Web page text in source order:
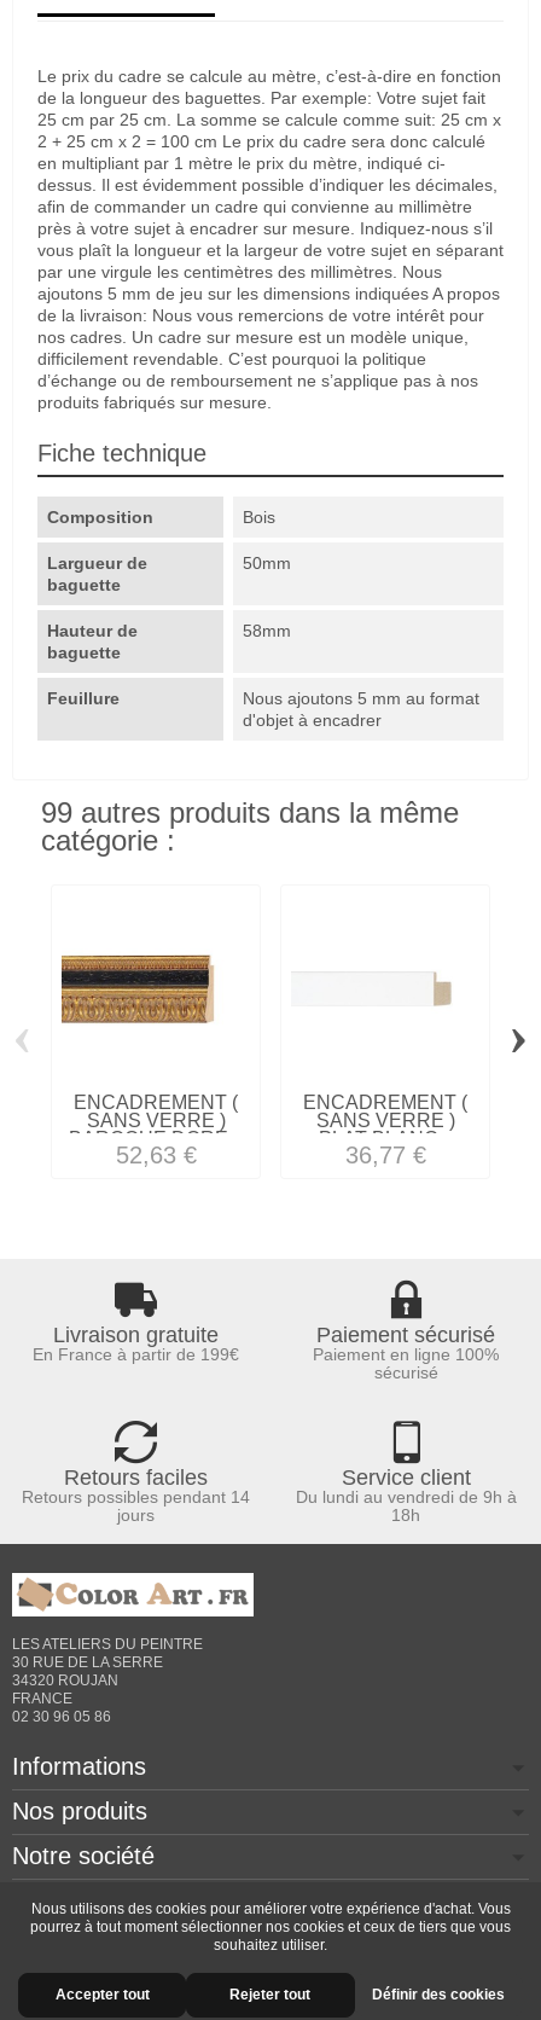
Le prix du cadre se calcule au mètre, c’est-à-dire en fonction
de la longueur des baguettes. Par exemple: Votre sujet fait
25 cm par 25 cm. La somme se calcule comme suit: 25 cm x
2 + 25 cm x 2 = 100 cm Le prix du cadre sera donc calculé
en multipliant par 1 mètre le prix du mètre, indiqué ci-
dessus. Il est évidemment possible d’indiquer les décimales,
afin de commander un cadre qui convienne au millimètre
près à votre sujet à encadrer sur mesure. Indiquez-nous s’il
vous plaît la longueur et la largeur de votre sujet en séparant
par une virgule les centimètres des millimètres. Nous
ajoutons 5 mm de jeu sur les dimensions indiquées A propos
de la livraison: Nous vous remercions de votre intérêt pour
nos cadres. Un cadre sur mesure est un modèle unique,
difficilement revendable. C’est pourquoi la politique
d’échange ou de remboursement ne s’applique pas à nos
produits fabriqués sur mesure.
Fiche technique
Composition Bois
Largueur de
baguette
50mm
Hauteur de
baguette
58mm
Feuillure
Nous ajoutons 5 mm au format
d'objet à encadrer
99 autres produits dans la même
catégorie :
ENCADREMENT (
SANS VERRE )
BAROQUE DORE...
52,63 €
ENCADREMENT (
SANS VERRE )
PLAT BLANC...
36,77 €
‹ ›
Livraison gratuite
En France à partir de 199€
Paiement sécurisé
Paiement en ligne 100%
sécurisé
Retours faciles
Retours possibles pendant 14
jours
Service client
Du lundi au vendredi de 9h à
18h
LES ATELIERS DU PEINTRE
30 RUE DE LA SERRE
34320 ROUJAN
FRANCE
02 30 96 05 86
Informations
Nos produits
Notre société
Contactez-nous
Copyright © 2026 - Design by Prestacrea
- Ecommerce
software byPrestaShop™
Nous utilisons des cookies pour améliorer votre expérience d'achat. Vous
pourrez à tout moment sélectionner nos cookies et ceux de tiers que vous
souhaitez utiliser.
Accepter tout Rejeter tout Définir des cookies